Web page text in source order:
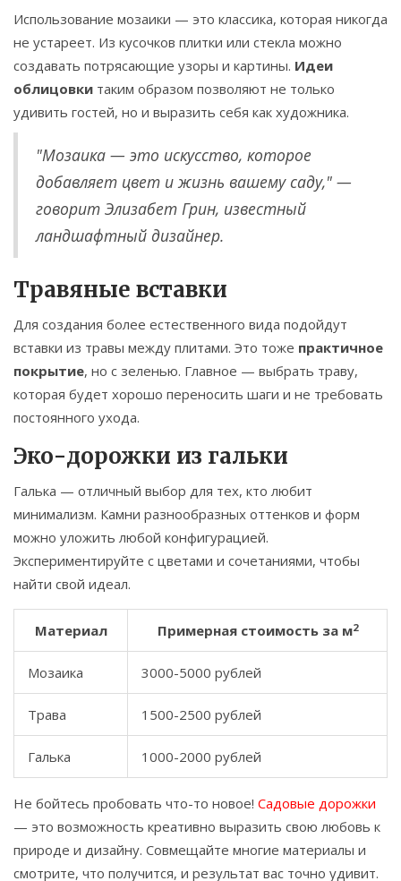
Использование мозаики — это классика, которая никогда
не устареет. Из кусочков плитки или стекла можно
создавать потрясающие узоры и картины. Идеи
облицовки таким образом позволяют не только
удивить гостей, но и выразить себя как художника.
"Мозаика — это искусство, которое
добавляет цвет и жизнь вашему саду," —
говорит Элизабет Грин, известный
ландшафтный дизайнер.
Травяные вставки
Для создания более естественного вида подойдут
вставки из травы между плитами. Это тоже практичное
покрытие, но с зеленью. Главное — выбрать траву,
которая будет хорошо переносить шаги и не требовать
постоянного ухода.
Эко-дорожки из гальки
Галька — отличный выбор для тех, кто любит
минимализм. Камни разнообразных оттенков и форм
можно уложить любой конфигурацией.
Экспериментируйте с цветами и сочетаниями, чтобы
найти свой идеал.
Материал Примерная стоимость за м2
Мозаика 3000-5000 рублей
Трава 1500-2500 рублей
Галька 1000-2000 рублей
Не бойтесь пробовать что-то новое! Садовые дорожки
— это возможность креативно выразить свою любовь к
природе и дизайну. Совмещайте многие материалы и
смотрите, что получится, и результат вас точно удивит.